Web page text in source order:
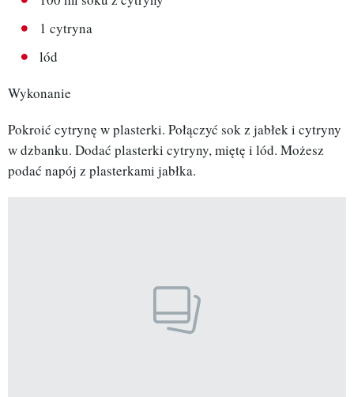
1 cytryna
lód
Wykonanie
Pokroić cytrynę w plasterki. Połączyć sok z jabłek i cytryny
w dzbanku. Dodać plasterki cytryny, miętę i lód. Możesz
podać napój z plasterkami jabłka.